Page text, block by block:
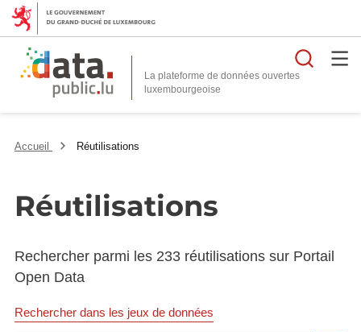
La plateforme de données ouvertes
Accueil Réutilisations
Réutilisations
Rechercher parmi les 233 réutilisations sur Portail
Open Data
Rechercher dans les jeux de données